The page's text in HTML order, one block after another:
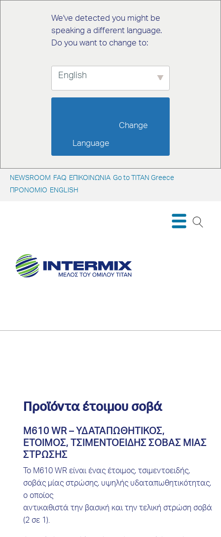
We've detected you might be
speaking a different language.
Do you want to change to:
English
Language
NEWSROOM FAQ ΕΠΙΚΟΙΝΩΝΙΑ Go to TITAN Greece
ΠΡΟΝΟΜΙΟ ENGLISH
Προϊόντα έτοιμου σοβά
M610 WR – ΥΔΑΤΑΠΩΘΗΤΙΚΟΣ,
ΕΤΟΙΜΟΣ, ΤΣΙΜΕΝΤΟΕΙΔΗΣ ΣΟΒΑΣ ΜΙΑΣ
ΣΤΡΩΣΗΣ
Το Μ610 WR είναι ένας έτοιμος, τσιμεντοειδής,
σοβάς μίας στρώσης, υψηλής υδαταπωθητικότητας,
ο οποίος
αντικαθιστά την βασική και την τελική στρώση σοβά
(2 σε 1).